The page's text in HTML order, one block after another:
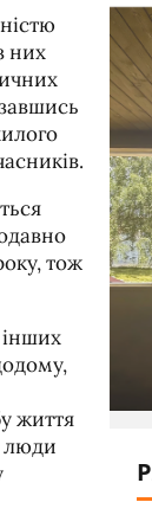
них
тож
життя
люди